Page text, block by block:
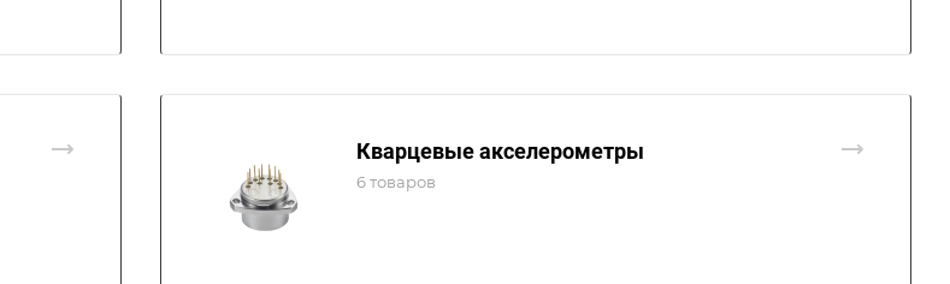
Кварцевые акселерометры
6 товаров